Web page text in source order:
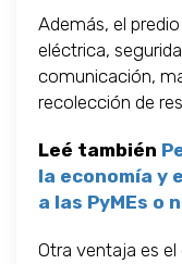
Además, el
eléctrica,
comunicación,
recolección de
Leé también
la economía y
a las PyMEs o
Otra ventaja es